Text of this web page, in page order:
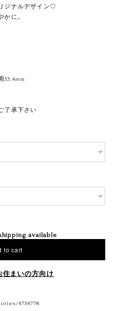
ジナルデザイン♡
かに。
53.4mm
了承下さい
available
to cart
住まいの方向け
4754778